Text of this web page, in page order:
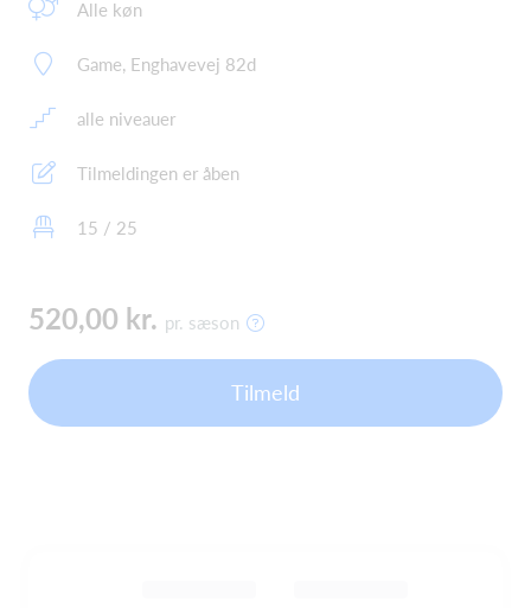
Alle køn
Game, Enghavevej 82d
alle niveauer
Tilmeldingen er åben
15 / 25
520,00 kr. pr. sæson
Tilmeld